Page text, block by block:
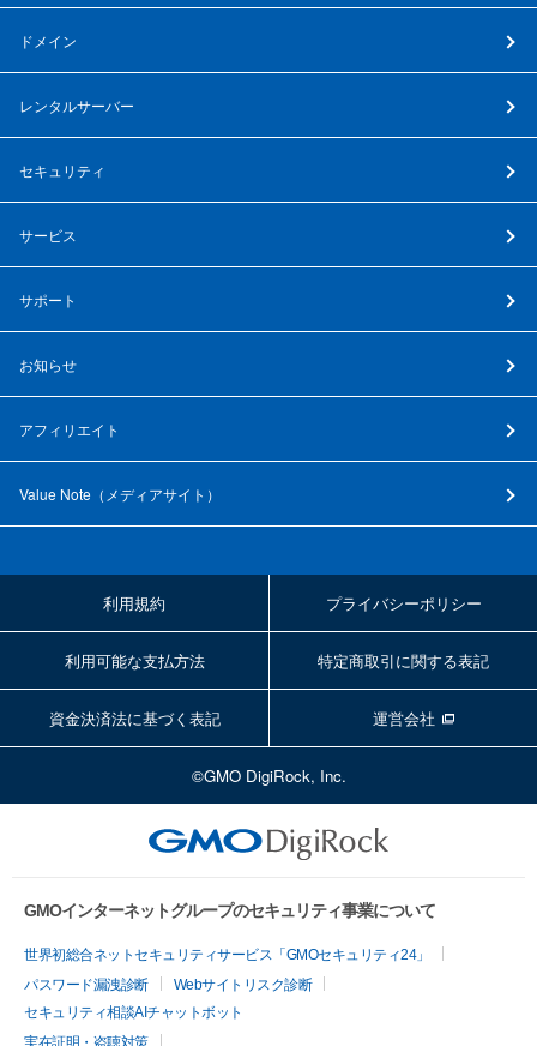
ドメイン
レンタルサーバー
セキュリティ
サービス
サポート
お知らせ
アフィリエイト
Value Note（ メディアサイト ）
利用規約 プライバシーポリシー
利用可能な支払方法 特定商取引に関する表記
資金決済法に基づく表記 運営会社
©GMO DigiRock, Inc.
GMOインターネットグループのセキュリティ事業について
世界初総合ネットセキュリティサービス「GMOセキュリティ24」
パスワード漏洩診断
Webサイトリスク診断
セキュリティ相談AIチャットボット
実在証明・盗聴対策